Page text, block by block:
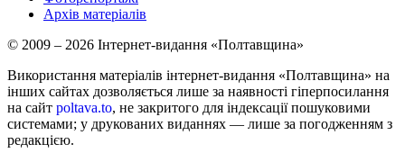
Архів матеріалів
© 2009 – 2026 Інтернет-видання «Полтавщина»
Використання матеріалів інтернет-видання «Полтавщина» на
інших сайтах дозволяється лише за наявності гіперпосилання
на сайт poltava.to, не закритого для індексації пошуковими
системами; у друкованих виданнях — лише за погодженням з
редакцією.